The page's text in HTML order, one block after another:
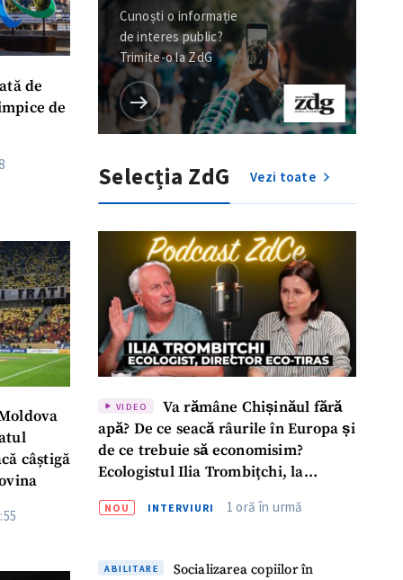
de
de
câștigă
Cunoști o informație
de interes public?
Trimite-o la ZdG
Selecția ZdG Vezi toate
VIDEO
Va rămâne Chișinăul fără
apă? De ce seacă râurile în Europa și
de ce trebuie să economisim?
Ecologistul Ilia Trombițchi, la
NOU INTERVIURI 1 oră în urmă
ABILITARE
Socializarea copiilor în